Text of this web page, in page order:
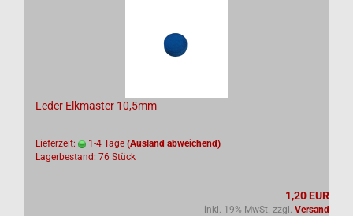
Leder Elkmaster 10,5mm
Lieferzeit: 1-4 Tage (Ausland abweichend)
Lagerbestand: 76 Stück
1,20 EUR
inkl. 19% MwSt. zzgl. Versand